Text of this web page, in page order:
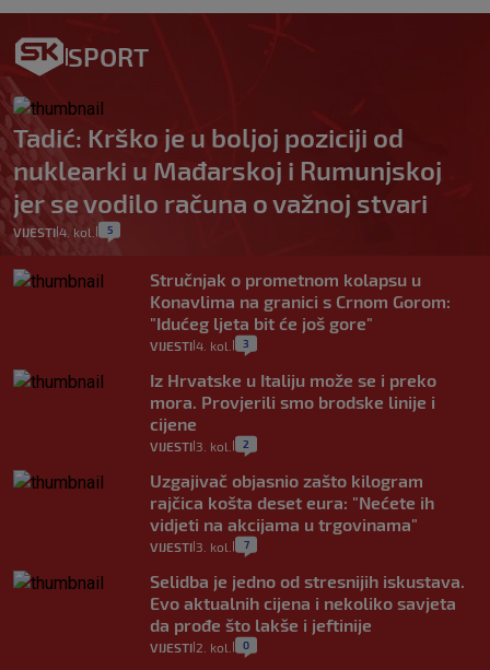
SPORT
Tadić: Krško je u boljoj poziciji od
nuklearki u Mađarskoj i Rumunjskoj
jer se vodilo računa o važnoj stvari
VIJESTI 4. kol. 5
Stručnjak o prometnom kolapsu u
Konavlima na granici s Crnom Gorom:
"Idućeg ljeta bit će još gore"
VIJESTI 4. kol. 3
Iz Hrvatske u Italiju može se i preko
mora. Provjerili smo brodske linije i
cijene
VIJESTI 3. kol. 2
Uzgajivač objasnio zašto kilogram
rajčica košta deset eura: "Nećete ih
vidjeti na akcijama u trgovinama"
VIJESTI 3. kol. 7
Selidba je jedno od stresnijih iskustava.
Evo aktualnih cijena i nekoliko savjeta
da prođe što lakše i jeftinije
VIJESTI 2. kol. 0